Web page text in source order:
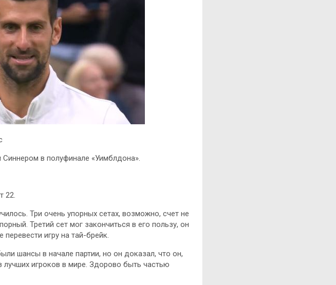
в полуфинале «Уимблдона».
22.
Три очень упорных сетах, возможно, счет не
Третий сет мог закончиться в его пользу, он
игру на тай-брейк.
шансы в начале партии, но он доказал, что он,
игроков в мире. Здорово быть частью